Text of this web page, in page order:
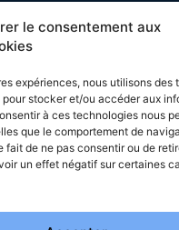
le consentement aux
expériences, nous utilisons des
stocker et/ou accéder aux
à ces technologies nous
que le comportement de
fait de ne pas consentir ou de
un effet négatif sur certaines